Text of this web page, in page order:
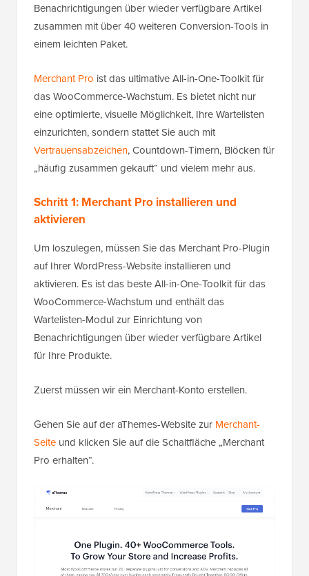
Benachrichtigungen über wieder verfügbare Artikel
zusammen mit über 40 weiteren Conversion-Tools in
einem leichten Paket.
Merchant Pro ist das ultimative All-in-One-Toolkit für
das WooCommerce-Wachstum. Es bietet nicht nur
eine optimierte, visuelle Möglichkeit, Ihre Wartelisten
einzurichten, sondern stattet Sie auch mit
Vertrauensabzeichen, Countdown-Timern, Blöcken für
„häufig zusammen gekauft“ und vielem mehr aus.
Schritt 1: Merchant Pro installieren und
aktivieren
Um loszulegen, müssen Sie das Merchant Pro-Plugin
auf Ihrer WordPress-Website installieren und
aktivieren. Es ist das beste All-in-One-Toolkit für das
WooCommerce-Wachstum und enthält das
Wartelisten-Modul zur Einrichtung von
Benachrichtigungen über wieder verfügbare Artikel
für Ihre Produkte.
Zuerst müssen wir ein Merchant-Konto erstellen.
Gehen Sie auf der aThemes-Website zur Merchant-
Seite und klicken Sie auf die Schaltfläche „Merchant
Pro erhalten“.